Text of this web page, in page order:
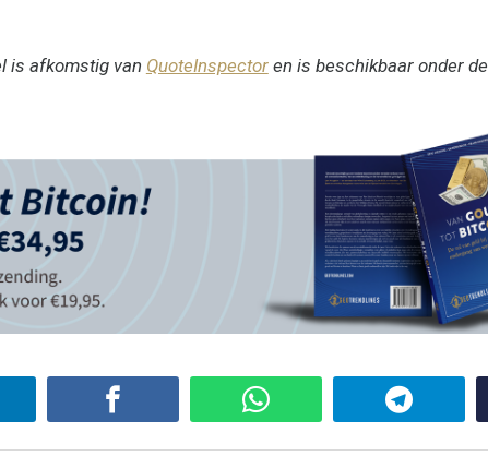
is afkomstig van QuoteInspectoren is beschikbaar onder de